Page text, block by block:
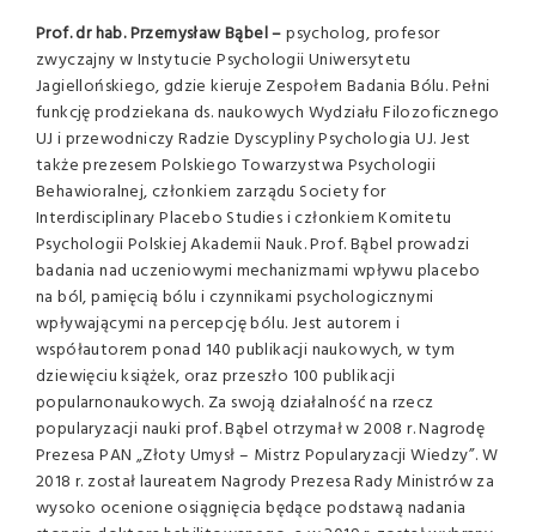
Prof. dr hab. Przemysław Bąbel –psycholog, profesor
zwyczajny w Instytucie Psychologii Uniwersytetu
Jagiellońskiego, gdzie kieruje Zespołem Badania Bólu. Pełni
funkcję prodziekana ds. naukowych Wydziału Filozoficznego
UJ i przewodniczy Radzie Dyscypliny Psychologia UJ. Jest
także prezesem Polskiego Towarzystwa Psychologii
Behawioralnej, członkiem zarządu Society for
Interdisciplinary Placebo Studies i członkiem Komitetu
Psychologii Polskiej Akademii Nauk. Prof. Bąbel prowadzi
badania nad uczeniowymi mechanizmami wpływu placebo
na ból, pamięcią bólu i czynnikami psychologicznymi
wpływającymi na percepcję bólu. Jest autorem i
współautorem ponad 140 publikacji naukowych, w tym
dziewięciu książek, oraz przeszło 100 publikacji
popularnonaukowych. Za swoją działalność na rzecz
popularyzacji nauki prof. Bąbel otrzymał w 2008 r. Nagrodę
Prezesa PAN „Złoty Umysł – Mistrz Popularyzacji Wiedzy”. W
2018 r. został laureatem Nagrody Prezesa Rady Ministrów za
wysoko ocenione osiągnięcia będące podstawą nadania